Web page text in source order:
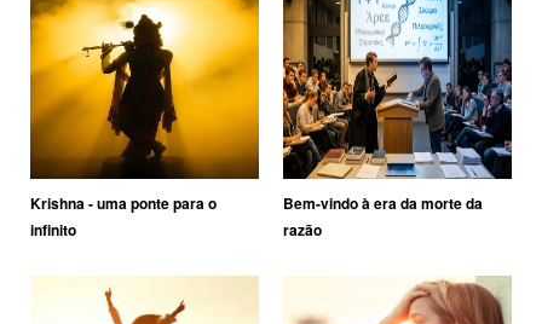
Krishna - uma ponte para o
infinito
Bem-vindo à era da morte da
razão